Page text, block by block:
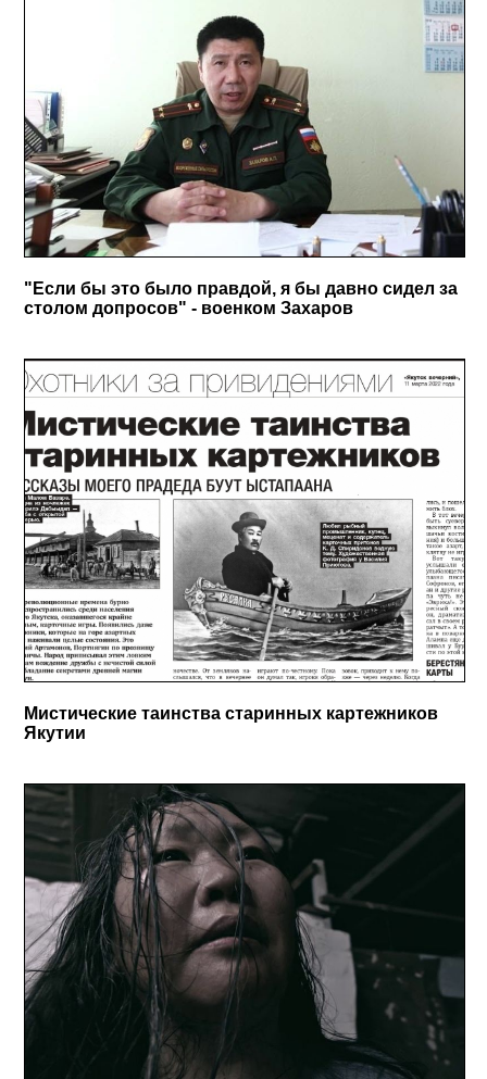
"Если бы это было правдой, я бы давно сидел за
столом допросов" - военком Захаров
Мистические таинства старинных картежников
Якутии